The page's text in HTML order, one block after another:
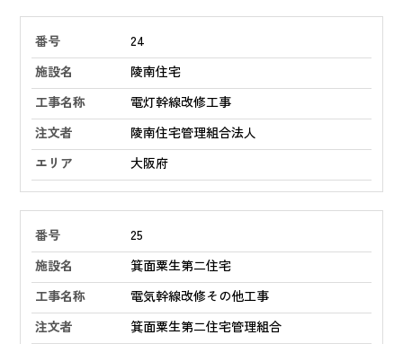
24
陵南住宅
電灯幹線改修工事
陵南住宅管理組合法人
大阪府
25
箕面粟生第二住宅
電気幹線改修その他工事
箕面粟生第二住宅管理組合